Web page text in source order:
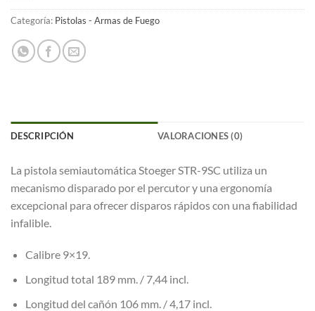
lista
Categoría: Pistolas - Armas de Fuego
DESCRIPCIÓN VALORACIONES (0)
La pistola semiautomática Stoeger STR-9SC utiliza un
mecanismo disparado por el percutor y una ergonomía
excepcional para ofrecer disparos rápidos con una fiabilidad
infalible.
Calibre 9×19.
Longitud total 189 mm. / 7,44 incl.
Longitud del cañón 106 mm. / 4,17 incl.